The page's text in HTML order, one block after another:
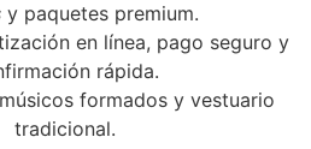
y paquetes premium.
en línea, pago seguro y
rápida.
músicos formados y vestuario
tradicional.